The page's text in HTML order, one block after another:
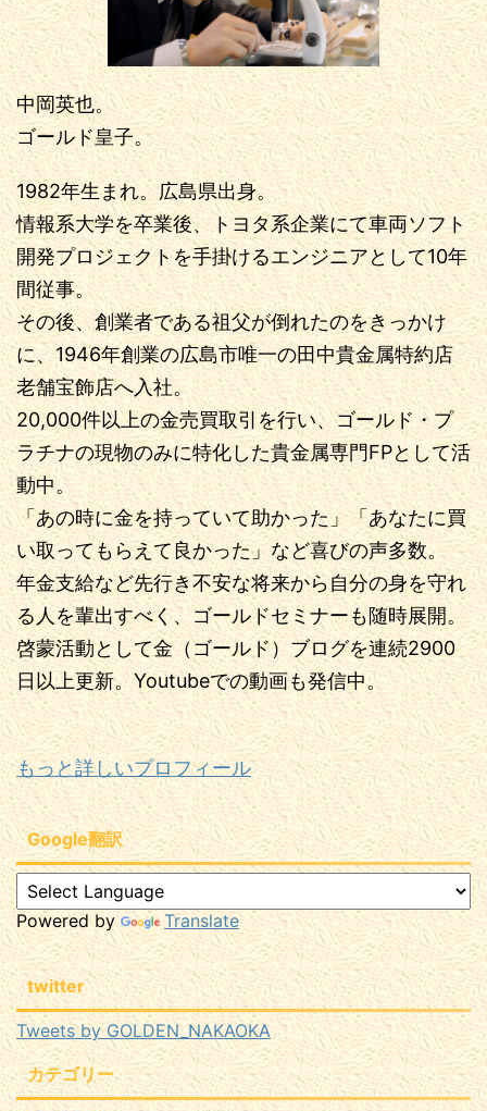
中岡英也。
ゴールド皇子。
1982年生まれ。広島県出身。
情報系大学を卒業後、トヨタ系企業にて車両ソフト
開発プロジェクトを手掛けるエンジニアとして10年
間従事。
その後、創業者である祖父が倒れたのをきっかけ
に、1946年創業の広島市唯一の田中貴金属特約店
老舗宝飾店へ入社。
20,000件以上の金売買取引を行い、ゴールド・プ
ラチナの現物のみに特化した貴金属専門FPとして活
動中。
「あの時に金を持っていて助かった」「あなたに買
い取ってもらえて良かった」など喜びの声多数。
年金支給など先行き不安な将来から自分の身を守れ
る人を輩出すべく、ゴールドセミナーも随時展開。
啓蒙活動として金（ゴールド）ブログを連続2900
日以上更新。Youtubeでの動画も発信中。
もっと詳しいプロフィール
Google翻訳
Powered by Translate
twitter
Tweets by GOLDEN_NAKAOKA
カテゴリー